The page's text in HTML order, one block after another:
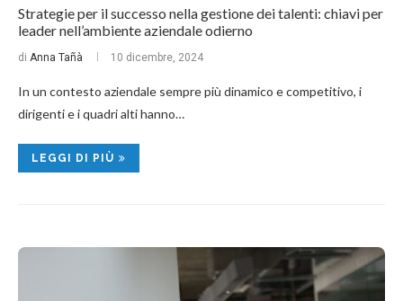
Strategie per il successo nella gestione dei talenti: chiavi per
leader nell’ambiente aziendale odierno
di Anna Tañà 10 dicembre, 2024
In un contesto aziendale sempre più dinamico e competitivo, i
dirigenti e i quadri alti hanno…
LEGGI DI PIÙ